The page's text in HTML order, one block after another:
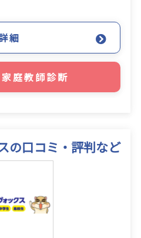
細
庭教師診断
の口コミ・評判など